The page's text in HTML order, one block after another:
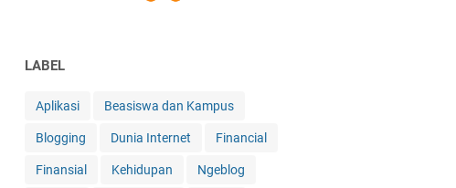
LABEL
Aplikasi Beasiswa dan Kampus
Blogging Dunia Internet Financial
Finansial Kehidupan Ngeblog